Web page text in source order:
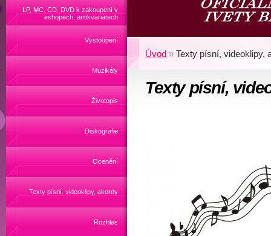
LP, MC, CD, DVD k zakoupení v
eshopech, antikvariátech
Vystoupení
Muzikály
Životopis
Diskografie
Ocenění
Texty písní, videoklipy, akordy
Rozhlas
Úvod » Texty písní, videoklipy,
Texty písní,